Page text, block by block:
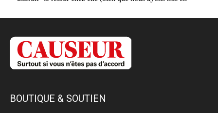
BOUTIQUE & SOUTIEN